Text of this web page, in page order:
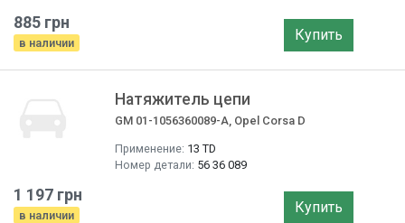
885 грн
в наличии Купить
Натяжитель цепи
GM 01-1056360089-A, Opel Corsa D
Применение: 13 TD
Номер детали: 56 36 089
1 197 грн
в наличии Купить